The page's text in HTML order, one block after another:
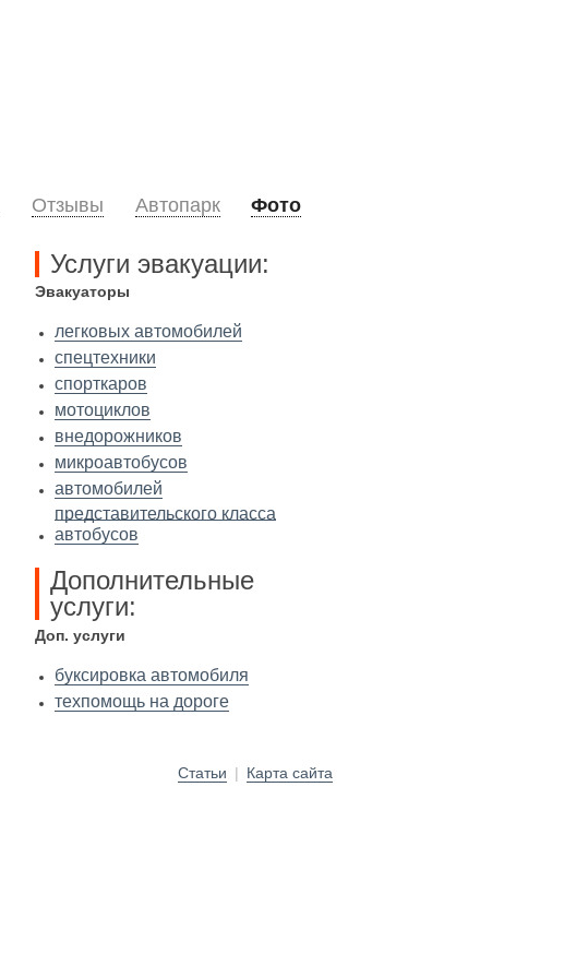
Отзывы Автопарк Фото
Услуги эвакуации:
Эвакуаторы
легковых автомобилей
спецтехники
спорткаров
мотоциклов
внедорожников
микроавтобусов
автомобилей
представительского класса
автобусов
Дополнительные
услуги:
Доп. услуги
буксировка автомобиля
техпомощь на дороге
Статьи | Карта сайта